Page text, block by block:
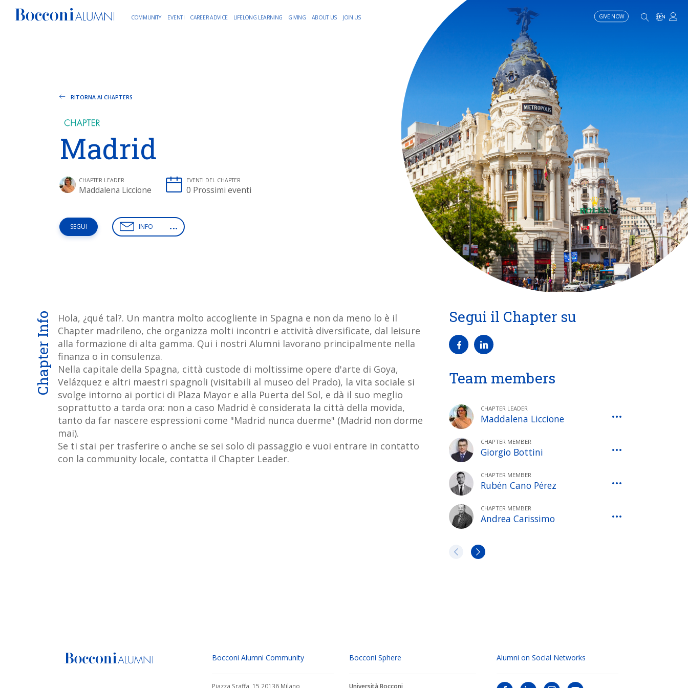
COMMUNITY EVENTI CAREER ADVICE LIFELONG LEARNING GIVING ABOUT US JOIN US GIVE NOW
RITORNA AI CHAPTERS
Madrid
CHAPTER LEADER
Maddalena Liccione
EVENTI DEL CHAPTER
0 Prossimi eventi
SEGUI INFO
Chapter Info
Hola, ¿qué tal?. Un mantra molto accogliente in Spagna e non da meno lo è il
Chapter madrileno, che organizza molti incontri e attività diversificate, dal leisure
alla formazione di alta gamma. Qui i nostri Alumni lavorano principalmente nella
finanza o in consulenza.
Nella capitale della Spagna, città custode di moltissime opere d'arte di Goya,
Velázquez e altri maestri spagnoli (visitabili al museo del Prado), la vita sociale si
svolge intorno ai portici di Plaza Mayor e alla Puerta del Sol, e dà il suo meglio
soprattutto a tarda ora: non a caso Madrid è considerata la città della movida,
tanto da far nascere espressioni come "Madrid nunca duerme" (Madrid non dorme
mai).
Se ti stai per trasferire o anche se sei solo di passaggio e vuoi entrare in contatto
con la community locale, contatta il Chapter Leader.
Segui il Chapter su
Team members
CHAPTER LEADER
Maddalena Liccione
CHAPTER MEMBER
Giorgio Bottini
CHAPTER MEMBER
Rubén Cano Pérez
CHAPTER MEMBER
Andrea Carissimo
Bocconi Alumni Community Bocconi Sphere Alumni on Social Networks